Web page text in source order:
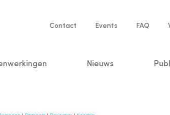
Service
Contact Events FAQ
Nieuws